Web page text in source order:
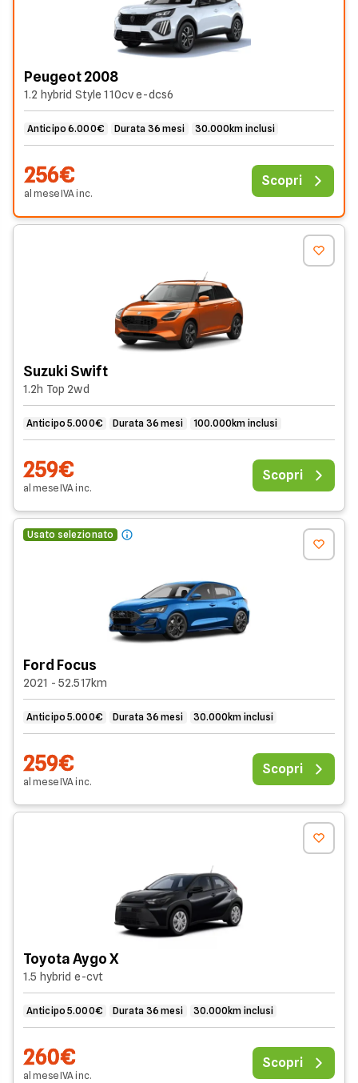
Peugeot 2008
1.2 hybrid Style 110cv e-dcs6
Anticipo 6.000€ Durata 36 mesi 30.000km inclusi
256€
al meseIVAinc.
Scopri
Suzuki Swift
1.2h Top 2wd
Anticipo 5.000€ Durata 36 mesi 100.000km inclusi
259€
al meseIVAinc.
Scopri
Usato selezionato
Ford Focus
2021 - 52.517km
Anticipo 5.000€ Durata 36 mesi 30.000km inclusi
259€
al meseIVAinc.
Scopri
Toyota Aygo X
1.5 hybrid e-cvt
Anticipo 5.000€ Durata 36 mesi 30.000km inclusi
260€
al meseIVAinc.
Scopri